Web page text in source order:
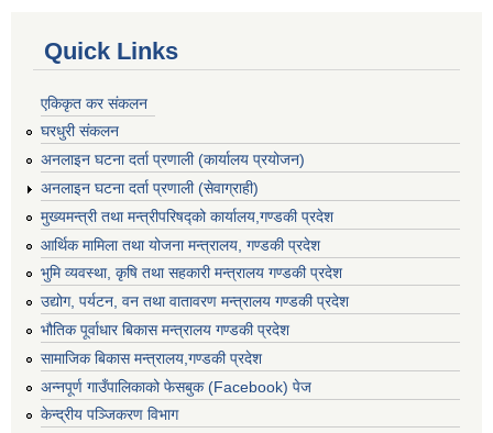
Quick Links
एकिकृत कर संकलन
घरधुरी संकलन
अनलाइन घटना दर्ता प्रणाली (कार्यालय प्रयोजन)
अनलाइन घटना दर्ता प्रणाली (सेवाग्राही)
मुख्यमन्त्री तथा मन्त्रीपरिषद्को कार्यालय,गण्डकी प्रदेश
आर्थिक मामिला तथा योजना मन्त्रालय, गण्डकी प्रदेश
भुमि व्यवस्था, कृषि तथा सहकारी मन्त्रालय गण्डकी प्रदेश
उद्योग, पर्यटन, वन तथा वातावरण मन्त्रालय गण्डकी प्रदेश
भौतिक पूर्वाधार बिकास मन्त्रालय गण्डकी प्रदेश
सामाजिक बिकास मन्त्रालय,गण्डकी प्रदेश
अन्नपूर्ण गाउँपालिकाको फेसबुक (Facebook) पेज
केन्द्रीय पञ्जिकरण विभाग